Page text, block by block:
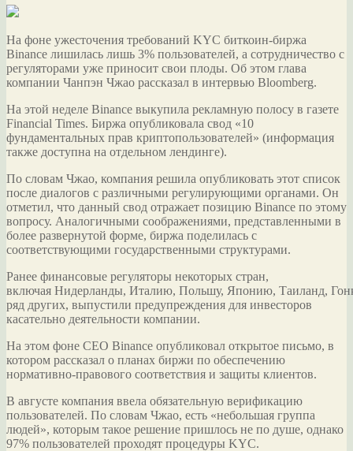
На фоне ужесточения требований KYC биткоин-биржа
Binance лишилась лишь 3% пользователей, а сотрудничество с
регуляторами уже приносит свои плоды. Об этом глава
компании Чанпэн Чжао рассказал в интервью Bloomberg.
На этой неделе Binance выкупила рекламную полосу в газете
Financial Times. Биржа опубликовала свод «10
фундаментальных прав криптопользователей» (информация
также доступна на отдельном лендинге).
По словам Чжао, компания решила опубликовать этот список
после диалогов с различными регулирующими органами. Он
отметил, что данный свод отражает позицию Binance по этому
вопросу. Аналогичными соображениями, представленными в
более развернутой форме, биржа поделилась с
соответствующими государственными структурами.
Ранее финансовые регуляторы некоторых стран,
включая Нидерланды, Италию, Польшу, Японию, Таиланд,
ряд других, выпустили предупреждения для инвесторов
касательно деятельности компании.
На этом фоне CEO Binance опубликовал открытое письмо, в
котором рассказал о планах биржи по обеспечению
нормативно-правового соответствия и защиты клиентов.
В августе компания ввела обязательную верификацию
пользователей. По словам Чжао, есть «небольшая группа
людей», которым такое решение пришлось не по душе, однако
97% пользователей проходят процедуры KYC.